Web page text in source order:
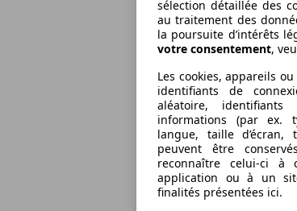
sélection détaillée des
au traitement des
la poursuite d’intérêts
votre consentement,
Les cookies, appareils
identifiants de
aléatoire,
informations (par ex.
langue, taille d’écran,
peuvent être
reconnaître celui-ci à
application ou à un
finalités présentées ici.